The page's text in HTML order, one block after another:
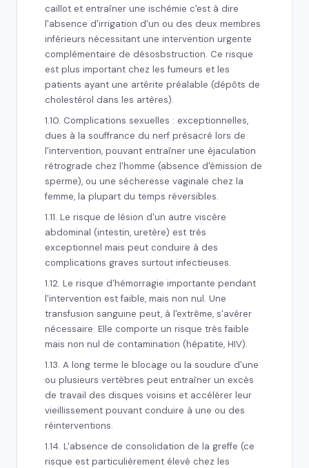
caillot et entraîner une ischémie c'est à dire
l'absence d'irrigation d'un ou des deux membres
inférieurs nécessitant une intervention urgente
complémentaire de désosbstruction. Ce risque
est plus important chez les fumeurs et les
patients ayant une artérite préalable (dépôts de
cholestérol dans les artères).
1.10. Complications sexuelles : exceptionnelles,
dues à la souffrance du nerf présacré lors de
l'intervention, pouvant entraîner une éjaculation
rétrograde chez l'homme (absence d'émission de
sperme), ou une sécheresse vaginale chez la
femme, la plupart du temps réversibles.
1.11. Le risque de lésion d'un autre viscère
abdominal (intestin, uretère) est très
exceptionnel mais peut conduire à des
complications graves surtout infectieuses.
1.12. Le risque d'hémorragie importante pendant
l'intervention est faible, mais non nul. Une
transfusion sanguine peut, à l'extrême, s'avérer
nécessaire. Elle comporte un risque très faible
mais non nul de contamination (hépatite, HIV).
1.13. A long terme le blocage ou la soudure d'une
ou plusieurs vertèbres peut entraîner un excès
de travail des disques voisins et accélérer leur
vieillissement pouvant conduire à une ou des
réinterventions.
1.14. L'absence de consolidation de la greffe (ce
risque est particulièrement élevé chez les